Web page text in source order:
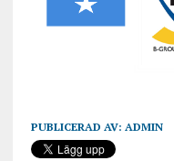
PUBLICERAD AV: ADMIN